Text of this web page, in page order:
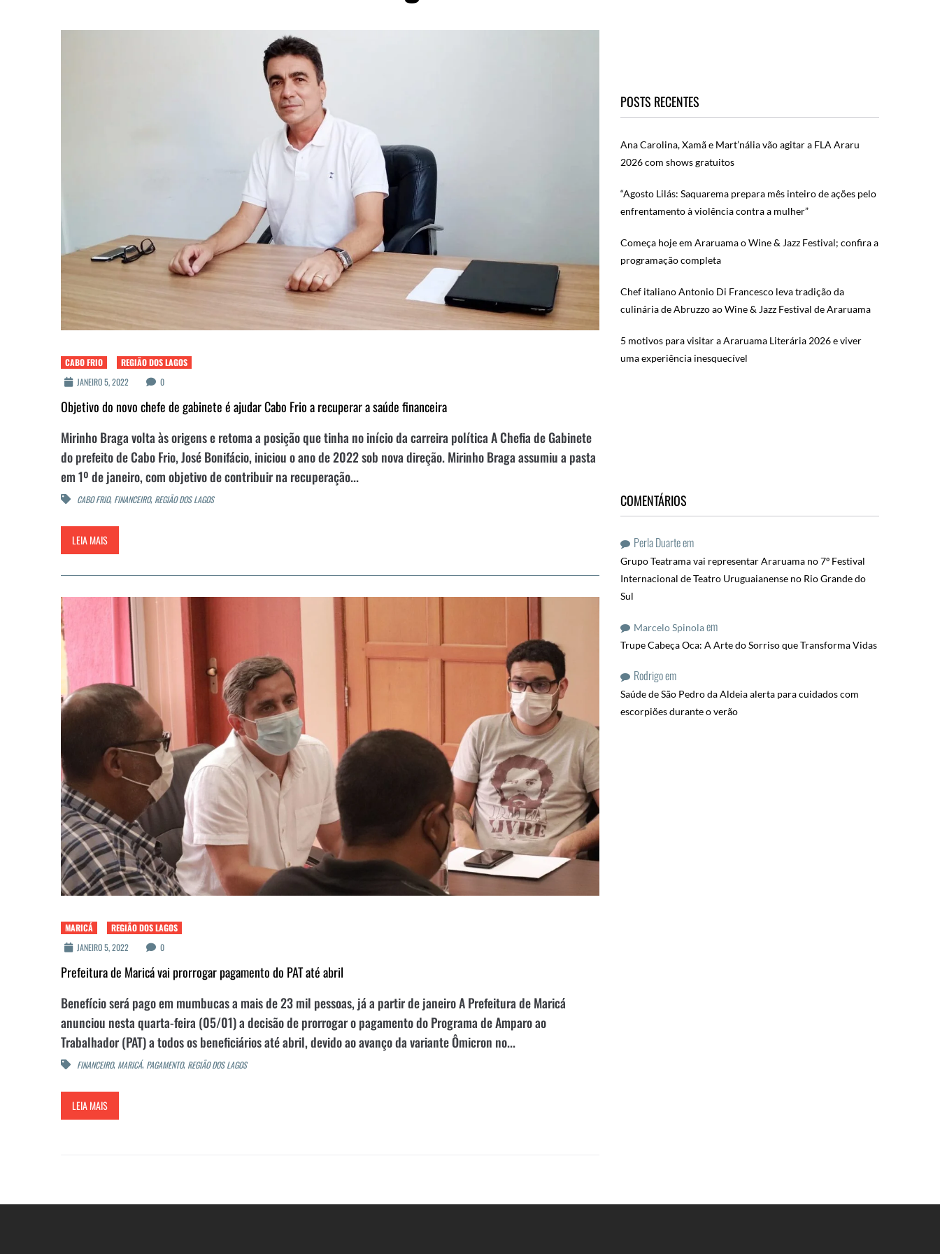
CABO FRIO
REGIÃO DOS LAGOS
JANEIRO 5, 2022
0
Objetivo do novo chefe de gabinete é ajudar Cabo Frio a recuperar a saúde financeira
Mirinho Braga volta às origens e retoma a posição que tinha no início da carreira política A Chefia de Gabinete
do prefeito de Cabo Frio, José Bonifácio, iniciou o ano de 2022 sob nova direção. Mirinho Braga assumiu a pasta
em 1º de janeiro, com objetivo de contribuir na recuperação...
CABO FRIO, FINANCEIRO, REGIÃO DOS LAGOS
LEIA MAIS
MARICÁ
REGIÃO DOS LAGOS
JANEIRO 5, 2022
0
Prefeitura de Maricá vai prorrogar pagamento do PAT até abril
Benefício será pago em mumbucas a mais de 23 mil pessoas, já a partir de janeiro A Prefeitura de Maricá
anunciou nesta quarta-feira (05/01) a decisão de prorrogar o pagamento do Programa de Amparo ao
Trabalhador (PAT) a todos os beneficiários até abril, devido ao avanço da variante Ômicron no...
FINANCEIRO, MARICÁ, PAGAMENTO, REGIÃO DOS LAGOS
LEIA MAIS
POSTS RECENTES
Ana Carolina, Xamã e Mart’nália vão agitar a FLA Araru
2026 com shows gratuitos
“Agosto Lilás: Saquarema prepara mês inteiro de ações pelo
enfrentamento à violência contra a mulher”
Começa hoje em Araruama o Wine & Jazz Festival; confira a
programação completa
Chef italiano Antonio Di Francesco leva tradição da
culinária de Abruzzo ao Wine & Jazz Festival de Araruama
5 motivos para visitar a Araruama Literária 2026 e viver
uma experiência inesquecível
COMENTÁRIOS
Perla Duarteem
Grupo Teatrama vai representar Araruama no 7º Festival
Internacional de Teatro Uruguaianense no Rio Grande do
Sul
Marcelo Spinolaem
Trupe Cabeça Oca: A Arte do Sorriso que Transforma Vidas
Rodrigoem
Saúde de São Pedro da Aldeia alerta para cuidados com
escorpiões durante o verão